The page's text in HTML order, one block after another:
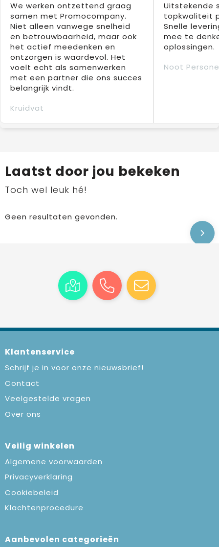
We werken ontzettend graag
samen met Promocompany.
Niet alleen vanwege snelheid
en betrouwbaarheid, maar ook
het actief meedenken en
ontzorgen is waardevol. Het
voelt echt als samenwerken
met een partner die ons succes
belangrijk vindt.
Kruidvat
Uitstekende
topkwaliteit
Snelle
mee te
oplossingen.
Noot
Laatst door jou bekeken
Toch wel leuk hé!
Geen resultaten gevonden.
Klantenservice
Schrijf je in voor onze nieuwsbrief!
Contact
Veelgestelde vragen
Over ons
Veilig winkelen
Algemene voorwaarden
Privacyverklaring
Cookiebeleid
Klachtenprocedure
Aanbevolen categorieën